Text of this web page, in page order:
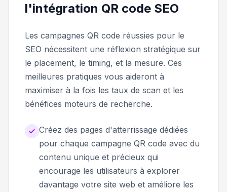
l'intégration QR code SEO
Les campagnes QR code réussies pour le
SEO nécessitent une réflexion stratégique sur
le placement, le timing, et la mesure. Ces
meilleures pratiques vous aideront à
maximiser à la fois les taux de scan et les
bénéfices moteurs de recherche.
Créez des pages d'atterrissage dédiées
pour chaque campagne QR code avec du
contenu unique et précieux qui
encourage les utilisateurs à explorer
davantage votre site web et améliore les